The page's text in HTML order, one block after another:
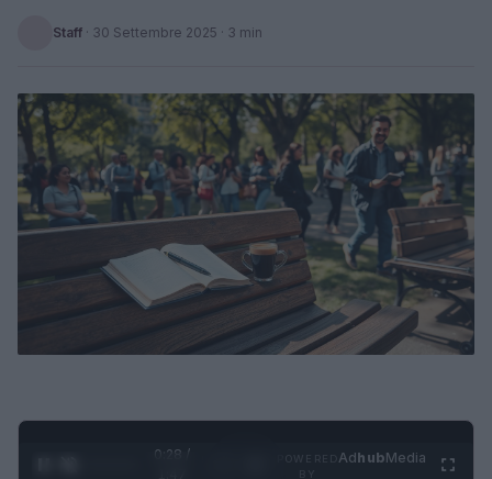
Staff · 30 Settembre 2025 · 3 min
0:29 /
AdhubMedia